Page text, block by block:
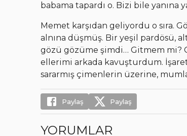
babama tapardı o. Bizi bile yanına
Memet karşıdan geliyordu o sıra.
alnına düşmüş. Bir yeşil pardösü,
gözü gözüme şimdi… Gitmem mi?
ellerimi arkada kavuşturdum.
sararmış çimenlerin üzerine,
Paylaş Paylaş
YORUMLAR